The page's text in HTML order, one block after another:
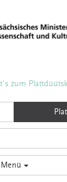
zum
Menü